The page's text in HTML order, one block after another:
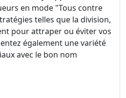
en mode "Tous contre
telles que la division,
pour attraper ou éviter vos
également une variété
avec le bon nom